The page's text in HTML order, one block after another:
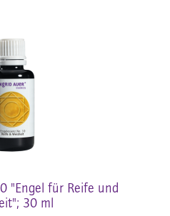
"Engel für Reife und
30 ml